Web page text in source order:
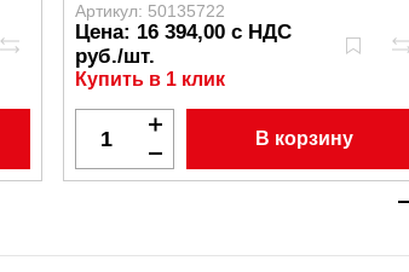
Артикул: 50135722
Цена: 16 394,00 с НДС
руб./шт.
Купить в 1 клик
В корзину